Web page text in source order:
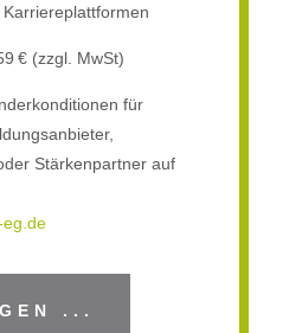
€ (zzgl. MwSt)
für
Stärkenpartner auf
eg.de
...